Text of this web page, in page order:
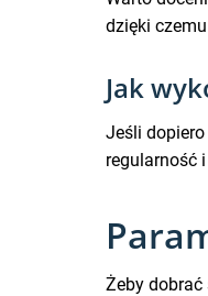
dzięki
Jak
Jeśli
regularność
Żeby dobrać